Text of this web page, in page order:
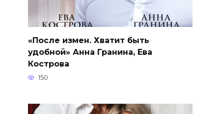
«После измен. Хватит быть
удобной» Анна Гранина, Ева
Кострова
150